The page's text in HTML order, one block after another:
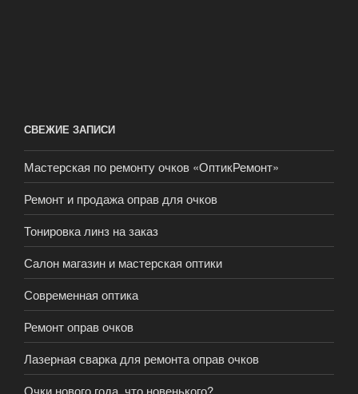
СВЕЖИЕ ЗАПИСИ
Мастерская по ремонту очков «ОптикРемонт»
Ремонт и продажа оправ для очков
Тонировка линз на заказ
Салон магазин и мастерская оптики
Современная оптика
Ремонт оправ очков
Лазерная сварка для ремонта оправ очков
Очки нового года, что новенького?